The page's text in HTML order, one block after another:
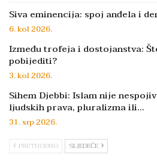
Siva eminencija: spoj anđela i
6. kol 2026.
Između trofeja i dostojanstva:
pobijediti?
3. kol 2026.
Sihem Djebbi: Islam nije
ljudskih prava, pluralizma ili…
31. srp 2026.
PRETHODNO SLJEDEĆE